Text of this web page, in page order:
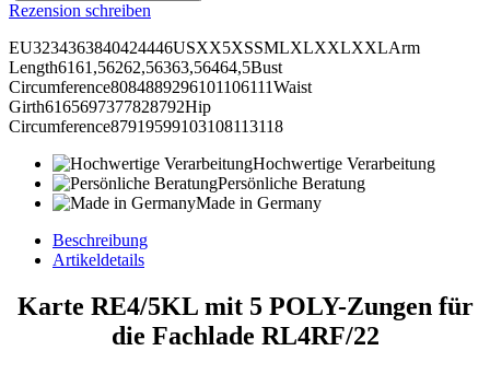
Rezension schreiben
EU3234363840424446USXX5XSSMLXLXXLXXLArm
Length6161,56262,56363,56464,5Bust
Circumference8084889296101106111Waist
Girth6165697377828792Hip
Circumference87919599103108113118
Hochwertige Verarbeitung
Persönliche Beratung
Made in Germany
Beschreibung
Artikeldetails
Karte RE4/5KL mit 5 POLY-Zungen für
die Fachlade RL4RF/22